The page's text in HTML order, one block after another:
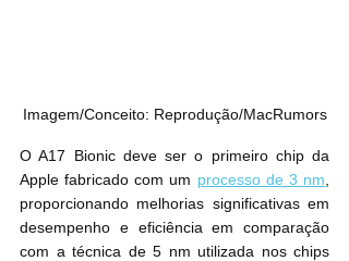
Imagem/Conceito: Reprodução/MacRumors
O A17 Bionic deve ser o primeiro chip da
Apple fabricado com um processo de 3 nm
proporcionando melhorias significativas em
desempenho e eficiência em comparação
com a técnica de 5 nm utilizada nos chips